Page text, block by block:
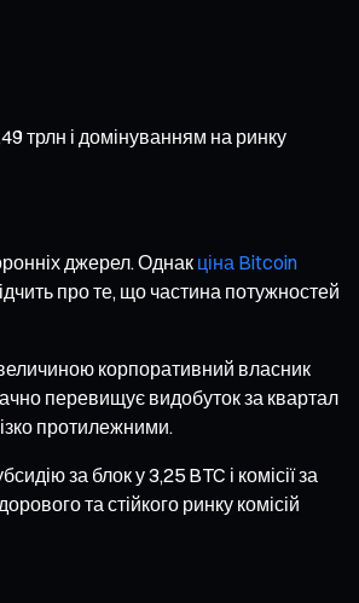
трлн і домінуванням на ринку
джерел. Однакціна Bitcoin
про те, що частина потужностей
корпоративний власник
перевищує видобуток за квартал
протилежними.
за блок у 3,25 BTC і комісії за
та стійкого ринку комісій